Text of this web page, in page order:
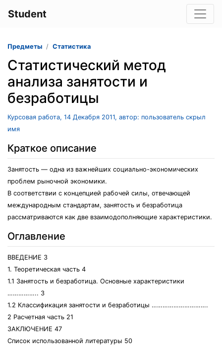
Student
Предметы Статистика
Статистический метод
анализа занятости и
безработицы
Курсовая работа, 14 Декабря 2011, автор: пользователь скрыл
имя
Краткое описание
Занятость — одна из важнейших социально-экономических
проблем рыночной экономики.
В соответствии с концепцией рабочей силы, отвечающей
международным стандартам, занятость и безработица
рассматриваются как две взаимодополняющие характеристики.
Оглавление
ВВЕДЕНИЕ 3
1. Теоретическая часть 4
1.1 Занятость и безработица. Основные характеристики
…………….. 3
1.2 Классификация занятости и безработицы ………………………….
2 Расчетная часть 21
ЗАКЛЮЧЕНИЕ 47
Список использованной литературы 50